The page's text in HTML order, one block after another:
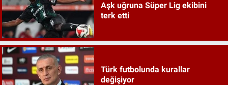
Aşk uğruna Süper Lig ekibini
terk etti
Türk futbolunda kurallar
değişiyor